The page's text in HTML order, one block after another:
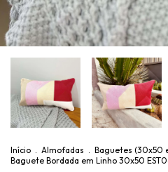
Início . Almofadas . Baguetes (30x50
Baguete Bordada em Linho 30x50